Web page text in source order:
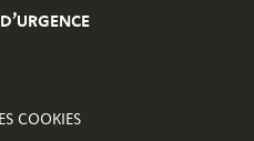
COOKIES